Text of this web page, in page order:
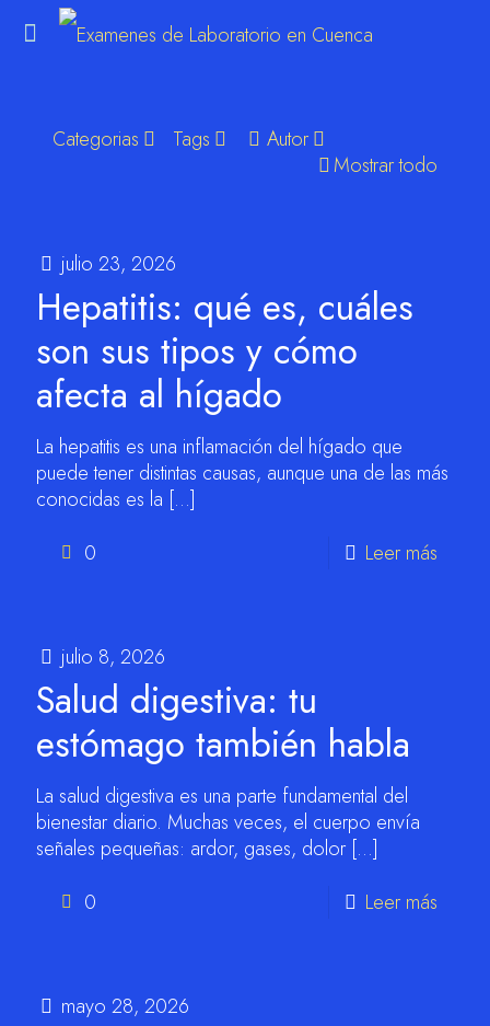
Categorias Tags
Autor
Mostrar todo
julio 23, 2026
Hepatitis: qué es, cuáles
son sus tipos y cómo
afecta al hígado
La hepatitis es una inflamación del hígado que
puede tener distintas causas, aunque una de las más
conocidas es la […]
0
Leer más
julio 8, 2026
Salud digestiva: tu
estómago también habla
La salud digestiva es una parte fundamental del
bienestar diario. Muchas veces, el cuerpo envía
señales pequeñas: ardor, gases, dolor […]
0
Leer más
mayo 28, 2026